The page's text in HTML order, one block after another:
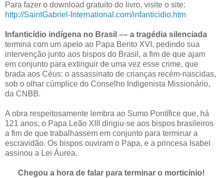
Para fazer o download gratuito do livro, visite o site:
http://SaintGabriel-International.com/infanticidio.htm
Infanticídio indígena no Brasil –– a tragédia silenciada
termina com um apelo ao Papa Bento XVI, pedindo sua
intervenção junto aos bispos do Brasil, a fim de que ajam
em conjunto para extinguir de uma vez esse crime, que
brada aos Céus: o assassinato de crianças recém-nascidas,
sob o olhar cúmplice do Conselho Indigenista Missionário,
da CNBB.
A obra respeitosamente lembra ao Sumo Pontífice que, há
121 anos, o Papa Leão XIII dirigiu-se aos bispos brasileiros
a fim de que trabalhassem em conjunto para terminar a
escravidão. Os bispos ouviram o Papa, e a princesa Isabel
assinou a Lei Áurea.
Chegou a hora de falar para terminar o morticínio!